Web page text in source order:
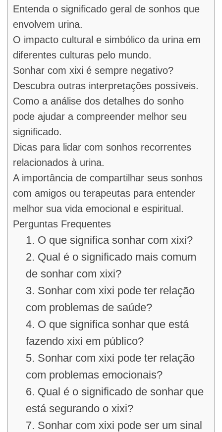
Entenda o significado geral de sonhos que
envolvem urina.
O impacto cultural e simbólico da urina em
diferentes culturas pelo mundo.
Sonhar com xixi é sempre negativo?
Descubra outras interpretações possíveis.
Como a análise dos detalhes do sonho
pode ajudar a compreender melhor seu
significado.
Dicas para lidar com sonhos recorrentes
relacionados à urina.
A importância de compartilhar seus sonhos
com amigos ou terapeutas para entender
melhor sua vida emocional e espiritual.
Perguntas Frequentes
1. O que significa sonhar com xixi?
2. Qual é o significado mais comum
de sonhar com xixi?
3. Sonhar com xixi pode ter relação
com problemas de saúde?
4. O que significa sonhar que está
fazendo xixi em público?
5. Sonhar com xixi pode ter relação
com problemas emocionais?
6. Qual é o significado de sonhar que
está segurando o xixi?
7. Sonhar com xixi pode ser um sinal